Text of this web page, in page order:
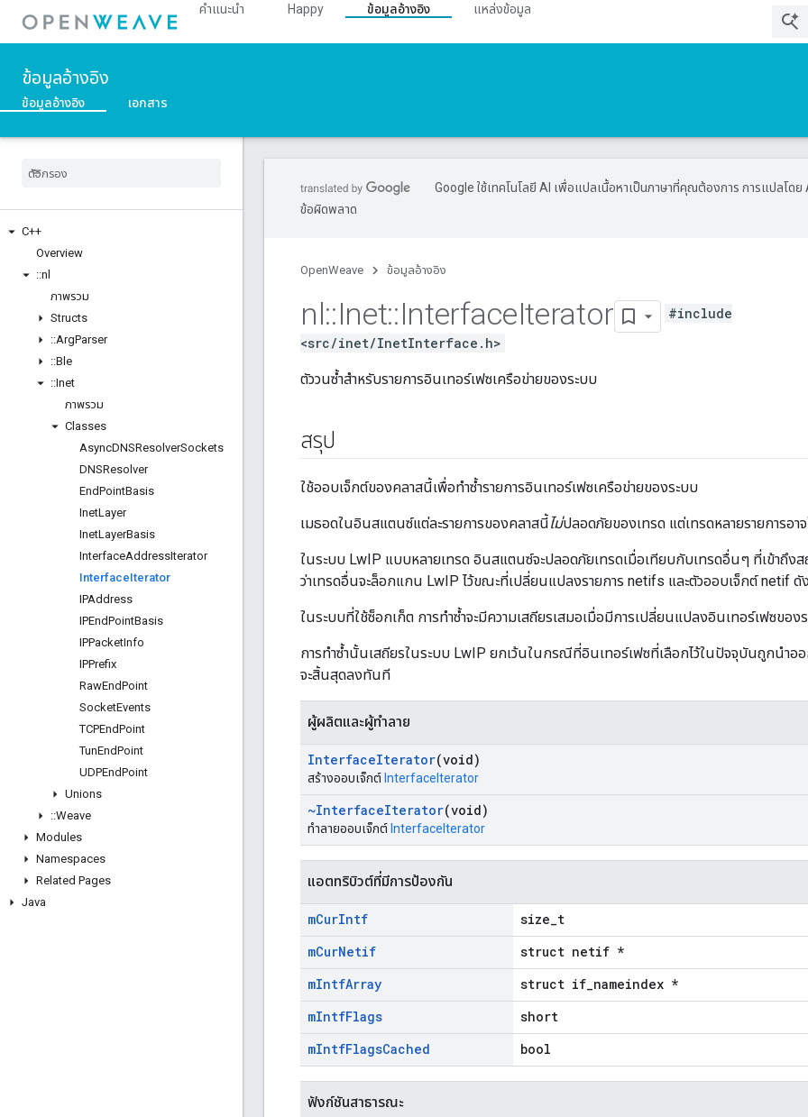
คำแนะนำ Happy ข้อมูลอ้างอิง
แหล่งข้อมูล
ข้อมูลอ้างอิง
ข้อมูลอ้างอิง เอกสาร
C++
Overview
::nl
ภาพรวม
Structs
::ArgParser
::Ble
::Inet
ภาพรวม
Classes
AsyncDNSResolverSockets
DNSResolver
EndPointBasis
InetLayer
InetLayerBasis
InterfaceAddressIterator
InterfaceIterator
IPAddress
IPEndPointBasis
IPPacketInfo
IPPrefix
RawEndPoint
SocketEvents
TCPEndPoint
TunEndPoint
UDPEndPoint
Unions
::Weave
Modules
Namespaces
Related Pages
Java
Google ใช้เทคโนโลยี AI เพื่อแปลเนื้อหาเป็นภาษาที่คุณต้องการ การแปลโดย
ข้อผิดพลาด
OpenWeave ข้อมูลอ้างอิง
nl::Inet::InterfaceIterator
#include
<src/inet/InetInterface.h>
ตัววนซ้ำสำหรับรายการอินเทอร์เฟซเครือข่ายของระบบ
สรุป
ใช้ออบเจ็กต์ของคลาสนี้เพื่อทำซ้ำรายการอินเทอร์เฟซเครือข่ายของระบบ
เมธอดในอินสแตนซ์แต่ละรายการของคลาสนี้ไม่ปลอดภัยของเทรด แต่เทรดหลายรายการ
ในระบบ LwIP แบบหลายเทรด อินสแตนซ์จะปลอดภัยเทรดเมื่อเทียบกับเทรดอื่นๆ ที่เข้าถึงส
ว่าเทรดอื่นจะล็อกแกน LwIP ไว้ขณะที่เปลี่ยนแปลงรายการ netifs และตัวออบเจ็กต์ netif ดัง
ในระบบที่ใช้ซ็อกเก็ต การทำซ้ำจะมีความเสถียรเสมอเมื่อมีการเปลี่ยนแปลงอินเทอร์เฟซขอ
การทำซ้ำนั้นเสถียรในระบบ LwIP ยกเว้นในกรณีที่อินเทอร์เฟซที่เลือกไว้ในปัจจุบันถูกนำอ
จะสิ้นสุดลงทันที
ผู้ผลิตและผู้ทำลาย
InterfaceIterator(void)
สร้างออบเจ็กต์ InterfaceIterator
~InterfaceIterator(void)
ทำลายออบเจ็กต์ InterfaceIterator
แอตทริบิวต์ที่มีการป้องกัน
mCurIntf
size_t
mCurNetif
struct netif *
mIntfArray
struct if_nameindex *
mIntfFlags
short
mIntfFlagsCached bool
ฟังก์ชันสาธารณะ